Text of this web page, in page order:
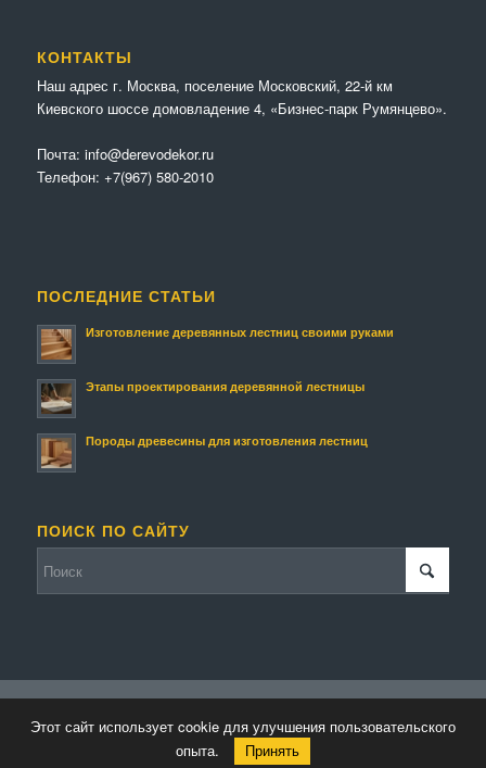
КОНТАКТЫ
Наш адрес г. Москва, поселение Московский, 22-й км
Киевского шоссе домовладение 4, «Бизнес-парк Румянцево».
Почта: info@derevodekor.ru
Телефон: +7(967) 580-2010
ПОСЛЕДНИЕ СТАТЬИ
Изготовление деревянных лестниц своими руками
Этапы проектирования деревянной лестницы
Породы древесины для изготовления лестниц
ПОИСК ПО САЙТУ
Персональные данные- Enfold WordPress Theme by Kriesi
Этот сайт использует cookie для улучшения пользовательского
опыта.
Принять